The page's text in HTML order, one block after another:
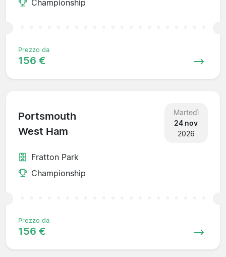
Championship
Prezzo da
156 €
Portsmouth
West Ham
Martedì
24 nov
2026
Fratton Park
Championship
Prezzo da
156 €